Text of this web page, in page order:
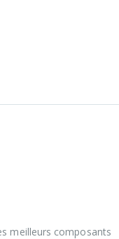
meilleurs composants